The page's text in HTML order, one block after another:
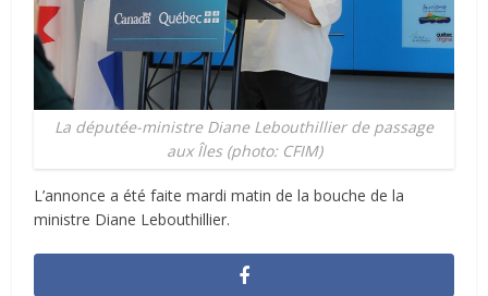
La députée-ministre Diane Lebouthillier de passage
aux Îles (photo: CFIM)
L’annonce a été faite mardi matin de la bouche de la
ministre Diane Lebouthillier.